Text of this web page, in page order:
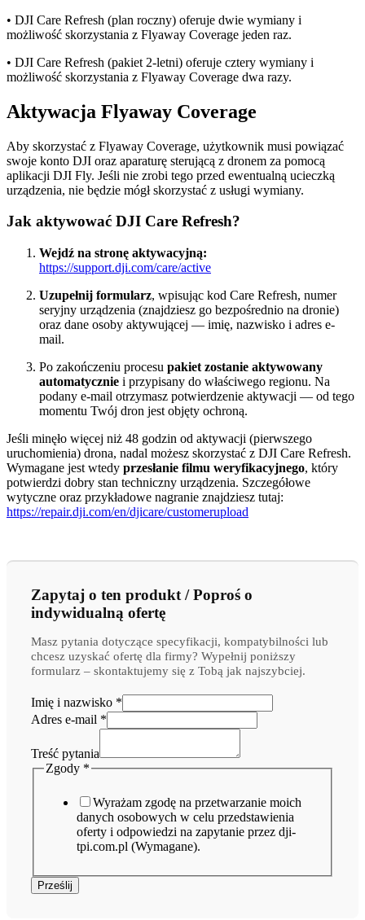
• DJI Care Refresh (plan roczny) oferuje dwie wymiany i
możliwość skorzystania z Flyaway Coverage jeden raz.
• DJI Care Refresh (pakiet 2-letni) oferuje cztery wymiany i
możliwość skorzystania z Flyaway Coverage dwa razy.
Aktywacja Flyaway Coverage
Aby skorzystać z Flyaway Coverage, użytkownik musi powiązać
swoje konto DJI oraz aparaturę sterującą z dronem za pomocą
aplikacji DJI Fly. Jeśli nie zrobi tego przed ewentualną ucieczką
urządzenia, nie będzie mógł skorzystać z usługi wymiany.
Jak aktywować DJI Care Refresh?
Wejdź na stronę aktywacyjną:
https://support.dji.com/care/active
Uzupełnij formularz, wpisując kod Care Refresh, numer
seryjny urządzenia (znajdziesz go bezpośrednio na dronie)
oraz dane osoby aktywującej — imię, nazwisko i adres e-
mail.
Po zakończeniu procesu pakiet zostanie aktywowany
automatycznie i przypisany do właściwego regionu. Na
podany e-mail otrzymasz potwierdzenie aktywacji — od tego
momentu Twój dron jest objęty ochroną.
Jeśli minęło więcej niż 48 godzin od aktywacji (pierwszego
uruchomienia) drona, nadal możesz skorzystać z DJI Care Refresh.
Wymagane jest wtedy przesłanie filmu weryfikacyjnego, który
potwierdzi dobry stan techniczny urządzenia. Szczegółowe
wytyczne oraz przykładowe nagranie znajdziesz tutaj:
https://repair.dji.com/en/djicare/customerupload
Zapytaj o ten produkt / Poproś o
indywidualną ofertę
Masz pytania dotyczące specyfikacji, kompatybilności lub
chcesz uzyskać ofertę dla firmy? Wypełnij poniższy
formularz – skontaktujemy się z Tobą jak najszybciej.
Imię i nazwisko *
Adres e-mail *
Treść pytania
nazwisko
Zgody *
Wyrażam zgodę na przetwarzanie moich
danych osobowych w celu przedstawienia
oferty i odpowiedzi na zapytanie przez dji-
tpi.com.pl (Wymagane).
Prześlij